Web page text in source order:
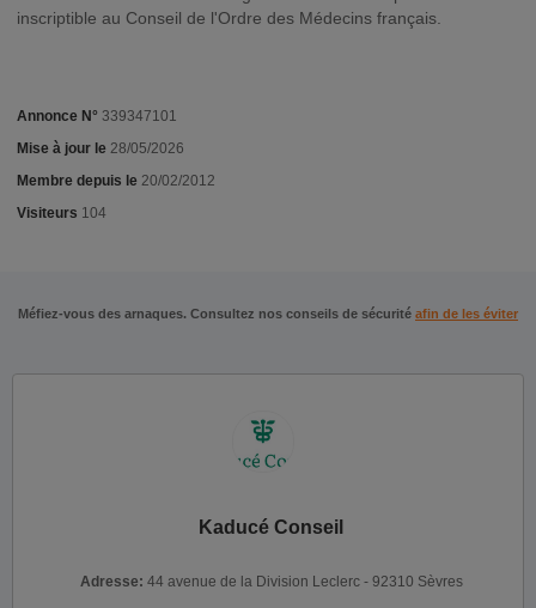
inscriptible au Conseil de l'Ordre des Médecins français.
Annonce N° 339347101
Mise à jour le 28/05/2026
Membre depuis le 20/02/2012
Visiteurs 104
Méfiez-vous des arnaques. Consultez nos conseils de sécurité afin de les éviter
Kaducé Conseil
Adresse: 44 avenue de la Division Leclerc - 92310 Sèvres